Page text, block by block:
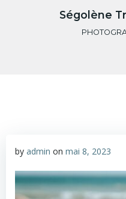
Ségolène
by admin on mai 8, 2023